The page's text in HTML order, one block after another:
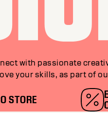
with passionate
your skills, as part of
STORE